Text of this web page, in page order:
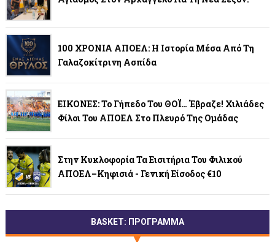
100 ΧΡΟΝΙΑ ΑΠΟΕΛ: Η Ιστορία Μέσα Από Τη
Γαλαζοκίτρινη Ασπίδα
ΕΙΚΟΝΕΣ: Το Γήπεδο Του ΘΟΪ… Έβραζε! Χιλιάδες
Φίλοι Του ΑΠΟΕΛ Στο Πλευρό Της Ομάδας
Στην Κυκλοφορία Τα Εισιτήρια Του Φιλικού
ΑΠΟΕΛ–Κηφισιά - Γενική Είσοδος €10
BASKET: ΠΡΟΓΡΑΜΜΑ